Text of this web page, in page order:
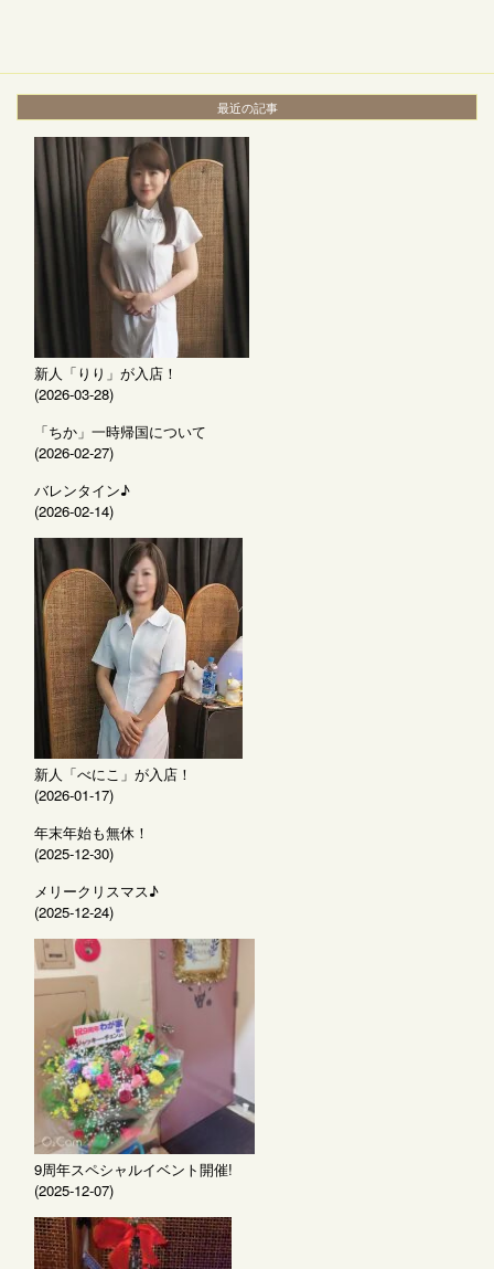
最近の記事
新人「りり」が入店！
(2026-03-28)
「ちか」一時帰国について
(2026-02-27)
バレンタイン♪
(2026-02-14)
新人「べにこ」が入店！
(2026-01-17)
年末年始も無休！
(2025-12-30)
メリークリスマス♪
(2025-12-24)
9周年スペシャルイベント開催!
(2025-12-07)